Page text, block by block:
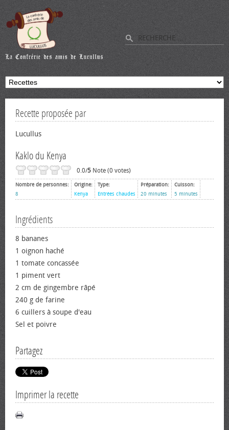
Recette proposée par
Lucullus
Kaklo du Kenya
0.0/5 Note (0 votes)
Nombre de personnes:
8
Origine:
Kenya
Type:
Entrées chaudes
Préparation:
20 minutes
Cuisson:
5 minutes
Ingrédients
8 bananes
1 oignon haché
1 tomate concassée
1 piment vert
2 cm de gingembre râpé
240 g de farine
6 cuillers à soupe d'eau
Sel et poivre
Partagez
Imprimer la recette